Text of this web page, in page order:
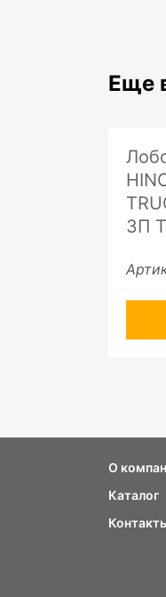
Еще
ЗП
О
Каталог